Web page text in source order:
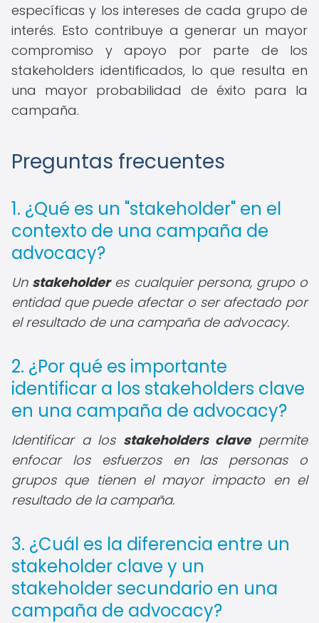
específicas y los intereses de cada grupo de
interés. Esto contribuye a generar un mayor
compromiso y apoyo por parte de los
stakeholders identificados, lo que resulta en
una mayor probabilidad de éxito para la
campaña.
Preguntas frecuentes
1. ¿Qué es un "stakeholder" en el
contexto de una campaña de
advocacy?
Un stakeholderes cualquier persona, grupo o
entidad que puede afectar o ser afectado por
el resultado de una campaña de advocacy.
2. ¿Por qué es importante
identificar a los stakeholders clave
en una campaña de advocacy?
Identificar a los stakeholders clavepermite
enfocar los esfuerzos en las personas o
grupos que tienen el mayor impacto en el
resultado de la campaña.
3. ¿Cuál es la diferencia entre un
stakeholder clave y un
stakeholder secundario en una
campaña de advocacy?